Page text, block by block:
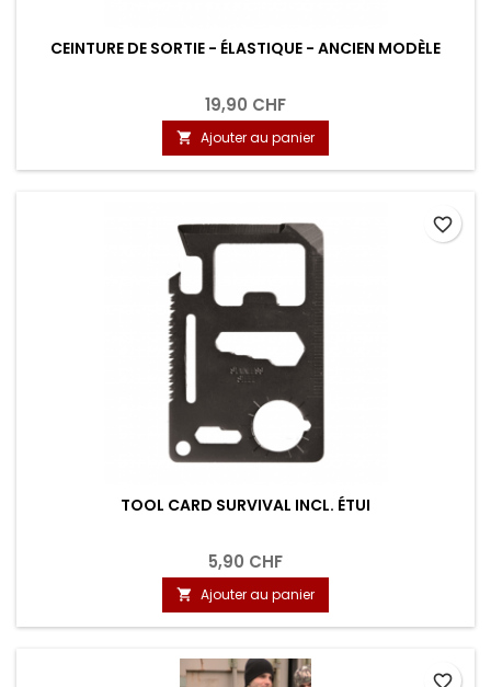
CEINTURE DE SORTIE - ÉLASTIQUE - ANCIEN MODÈLE
19,90 CHF
 Ajouter au panier
TOOL CARD SURVIVAL INCL. ÉTUI
5,90 CHF
 Ajouter au panier
favorite_border
favorite_border